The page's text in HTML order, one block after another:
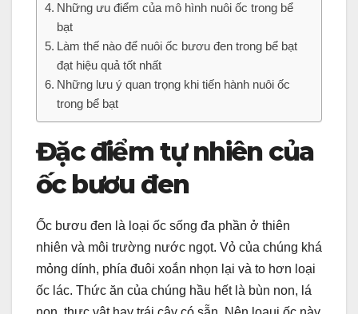
Những ưu điểm của mô hình nuôi ốc trong bể
bạt
Làm thế nào để nuôi ốc bươu đen trong bể bạt
đạt hiệu quả tốt nhất
Những lưu ý quan trọng khi tiến hành nuôi ốc
trong bể bạt
Đặc điểm tự nhiên của
ốc bươu đen
Ốc bươu đen là loại ốc sống đa phần ở thiên
nhiên và môi trường nước ngọt. Vỏ của chúng khá
mỏng dính, phía đuôi xoắn nhọn lại và to hơn loại
ốc lác. Thức ăn của chúng hầu hết là bùn non, lá